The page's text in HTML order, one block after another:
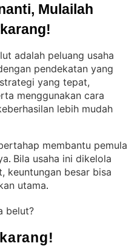
Mulailah
adalah peluang usaha
pendekatan yang
yang tepat,
menggunakan cara
lebih mudah
membantu pemula
. Bila usaha ini dikelola
keuntungan besar bisa
utama.
belut?